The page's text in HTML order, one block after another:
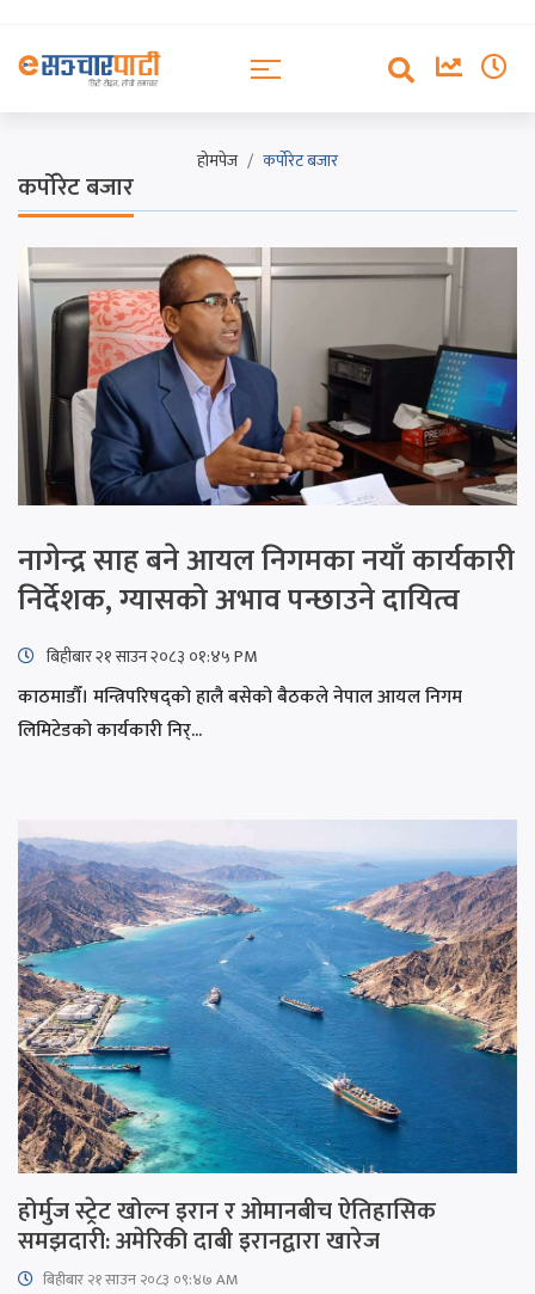
होमपेज कर्पोरेट बजार
कर्पोरेट बजार
नागेन्द्र साह बने आयल निगमका नयाँ कार्यकारी
निर्देशक, ग्यासको अभाव पन्छाउने दायित्व
बिहीबार २१ साउन २०८३ ०१:४५ PM
काठमाडौँ। मन्त्रिपरिषद्को हालै बसेको बैठकले नेपाल आयल निगम
लिमिटेडको कार्यकारी निर्...
होर्मुज स्ट्रेट खोल्न इरान र ओमानबीच ऐतिहासिक
समझदारी: अमेरिकी दाबी इरानद्वारा खारेज
बिहीबार २१ साउन २०८३ ०९:४७ AM